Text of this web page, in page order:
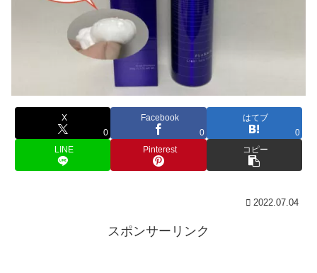
X
0
Facebook
0
はてブ
0
LINE
Pinterest コピー
2022.07.04
スポンサーリンク